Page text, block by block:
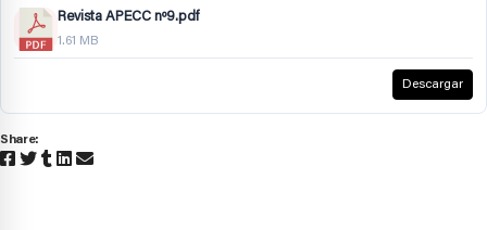
Revista APECC nº9.pdf
1.61 MB
Descargar
Share: